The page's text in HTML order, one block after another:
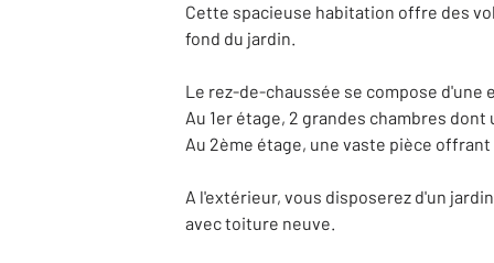
Cette spacieuse habitation offre des
fond du jardin.
Le rez-de-chaussée se compose d'une
Au 1er étage, 2 grandes chambres
Au 2ème étage, une vaste pièce
A l'extérieur, vous disposerez d'un
avec toiture neuve.